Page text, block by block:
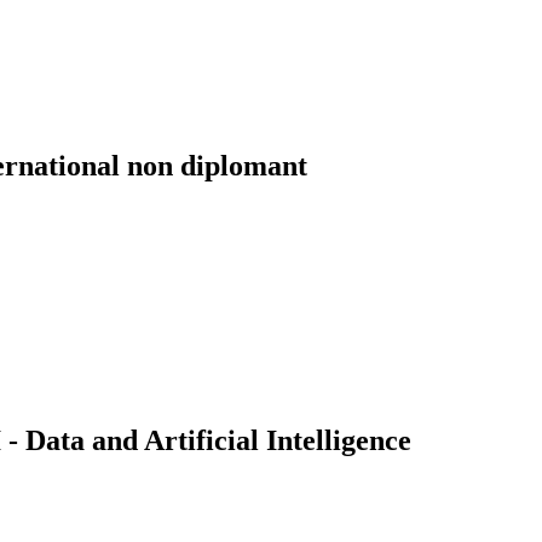
non diplomant
Data and Artificial Intelligence